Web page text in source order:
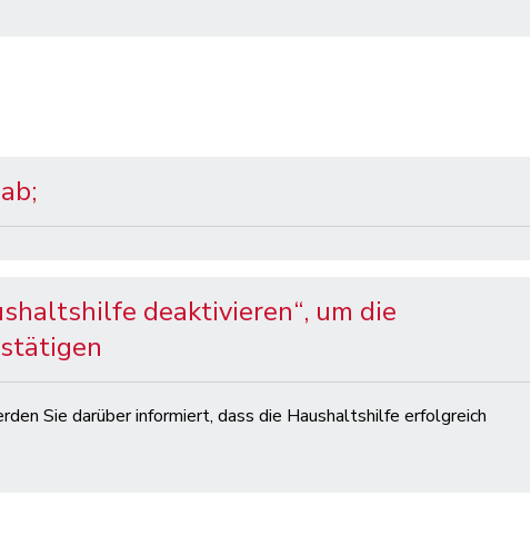
deaktivieren“, um die
Sie darüber informiert, dass die Haushaltshilfe erfolgreich